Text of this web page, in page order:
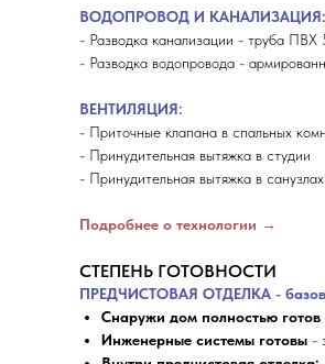
ВОДОПРОВОД И КАНАЛИЗАЦИЯ:
- Разводка канализации - труба ПВХ
- Разводка водопровода -
ВЕНТИЛЯЦИЯ:
- Приточные клапана в спальных
- Принудительная вытяжка в студии
- Принудительная вытяжка в санузлах
Подробнее о технологии →
СТЕПЕНЬ ГОТОВНОСТИ
ПРЕДЧИСТОВАЯ ОТДЕЛКА -
Снаружи дом полностью готов
Инженерные системы готовы -